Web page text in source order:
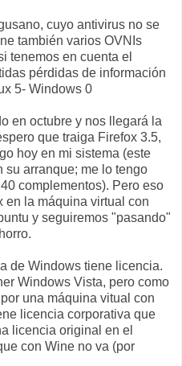
cuyo antivirus no se
también varios OVNIs
tenemos en cuenta el
pérdidas de información
5- Windows 0
en octubre y nos llegará la
que traiga Firefox 3.5,
hoy en mi sistema (este
su arranque; me lo tengo
complementos). Pero eso
en la máquina virtual con
y seguiremos "pasando"
de Windows tiene licencia.
Windows Vista, pero como
una máquina vitual con
licencia corporativa que
licencia original en el
con Wine no va (por